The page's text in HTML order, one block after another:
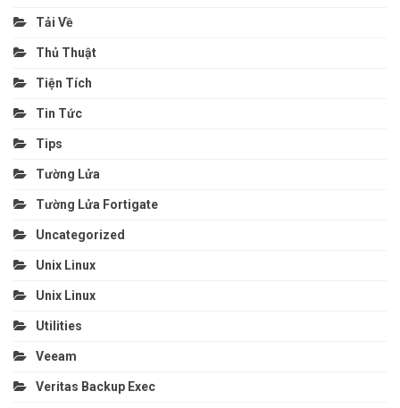
Tải Về
Thủ Thuật
Tiện Tích
Tin Tức
Tips
Tường Lửa
Tường Lửa Fortigate
Uncategorized
Unix Linux
Unix Linux
Utilities
Veeam
Veritas Backup Exec